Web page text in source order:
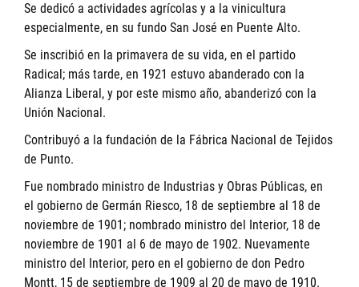
Se dedicó a actividades agrícolas y a la vinicultura
especialmente, en su fundo San José en Puente Alto.
Se inscribió en la primavera de su vida, en el partido
Radical; más tarde, en 1921 estuvo abanderado con la
Alianza Liberal, y por este mismo año, abanderizó con la
Unión Nacional.
Contribuyó a la fundación de la Fábrica Nacional de Tejidos
de Punto.
Fue nombrado ministro de Industrias y Obras Públicas, en
el gobierno de Germán Riesco, 18 de septiembre al 18 de
noviembre de 1901; nombrado ministro del Interior, 18 de
noviembre de 1901 al 6 de mayo de 1902. Nuevamente
ministro del Interior, pero en el gobierno de don Pedro
Montt, 15 de septiembre de 1909 al 20 de mayo de 1910.